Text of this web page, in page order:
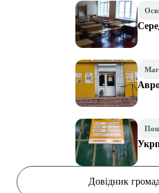
Довідник